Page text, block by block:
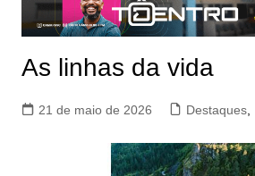
As linhas da vida
21 de maio de 2026 Destaques,